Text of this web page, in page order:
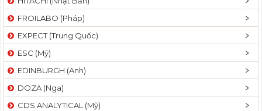
FROILABO (Pháp)
EXPECT (Trung Quốc)
ESC (Mỹ)
EDINBURGH (Anh)
DOZA (Nga)
CDS ANALYTICAL (Mỹ)